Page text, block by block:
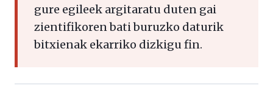
gure egileek argitaratu duten gai
zientifikoren bati buruzko daturik
bitxienak ekarriko dizkigu fin.